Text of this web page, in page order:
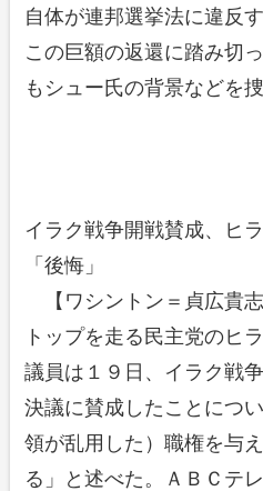
自体が連邦選挙法に違反
この巨額の返還に踏み切
もシュー氏の背景などを
イラク戦争開戦賛成、ヒ
「後悔」
【ワシントン＝貞広貴
トップを走る民主党のヒ
議員は１９日、イラク戦
決議に賛成したことにつ
領が乱用した）職権を与
る」と述べた。ＡＢＣテ